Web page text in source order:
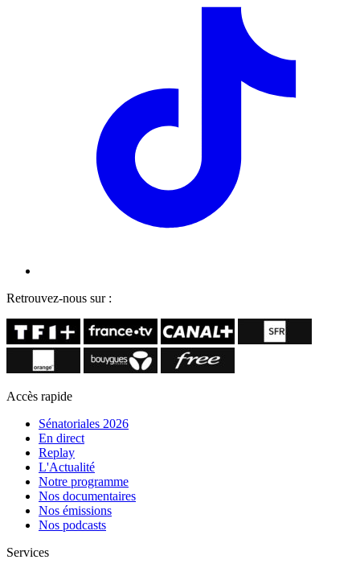
Retrouvez-nous sur :
Accès rapide
Sénatoriales 2026
En direct
Replay
L'Actualité
Notre programme
Nos documentaires
Nos émissions
Nos podcasts
Services